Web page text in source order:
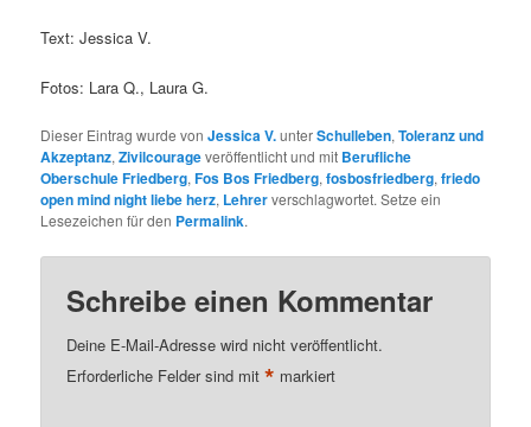
Text: Jessica V.
Fotos: Lara Q., Laura G.
Dieser Eintrag wurde vonJessica V.unterSchulleben,Toleranz und
Akzeptanz,Zivilcourageveröffentlicht und mit Berufliche
Oberschule Friedberg,Fos Bos Friedberg,fosbosfriedberg,friedo
open mind night liebe herz, Lehrerverschlagwortet. Setze ein
Lesezeichen für den Permalink.
Schreibe einen Kommentar
Deine E-Mail-Adresse wird nicht veröffentlicht.
Erforderliche Felder sind mit* markiert